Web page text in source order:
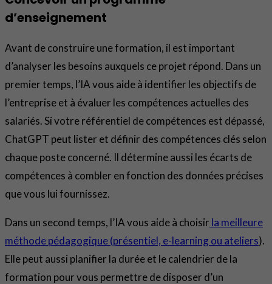
d’enseignement
Avant de construire une formation, il est important
d’analyser les besoins auxquels ce projet répond. Dans un
premier temps, l’IA vous aide à identifier les objectifs de
l’entreprise et à évaluer les compétences actuelles des
salariés. Si votre référentiel de compétences est dépassé,
ChatGPT peut lister et définir des compétences clés selon
chaque poste concerné. Il détermine aussi les écarts de
compétences à combler en fonction des données précises
que vous lui fournissez.
Dans un second temps, l’IA vous aide à choisir la meilleure
méthode pédagogique (présentiel, e-learning ou ateliers).
Elle peut aussi planifier la durée et le calendrier de la
formation pour vous permettre de disposer d’un